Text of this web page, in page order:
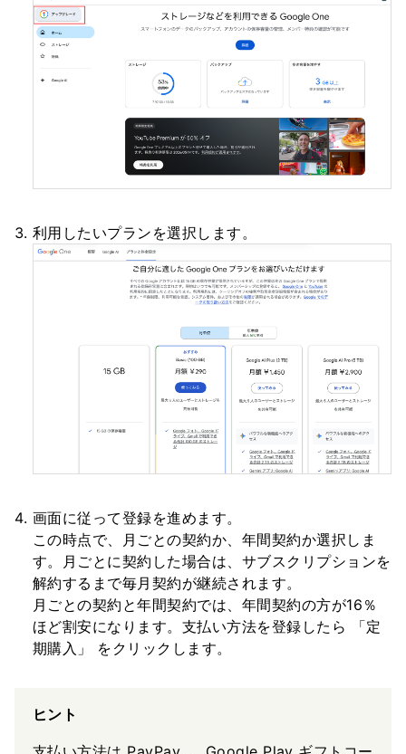
利用したいプランを選択します。
画面に従って登録を進めます。
この時点で、月ごとの契約か、年間契約か選択しま
す。月ごとに契約した場合は、サブスクリプションを
解約するまで毎月契約が継続されます。
月ごとの契約と年間契約では、年間契約の方が16％
ほど割安になります。支払い方法を登録したら 「定
期購入」 をクリックします。
ヒント